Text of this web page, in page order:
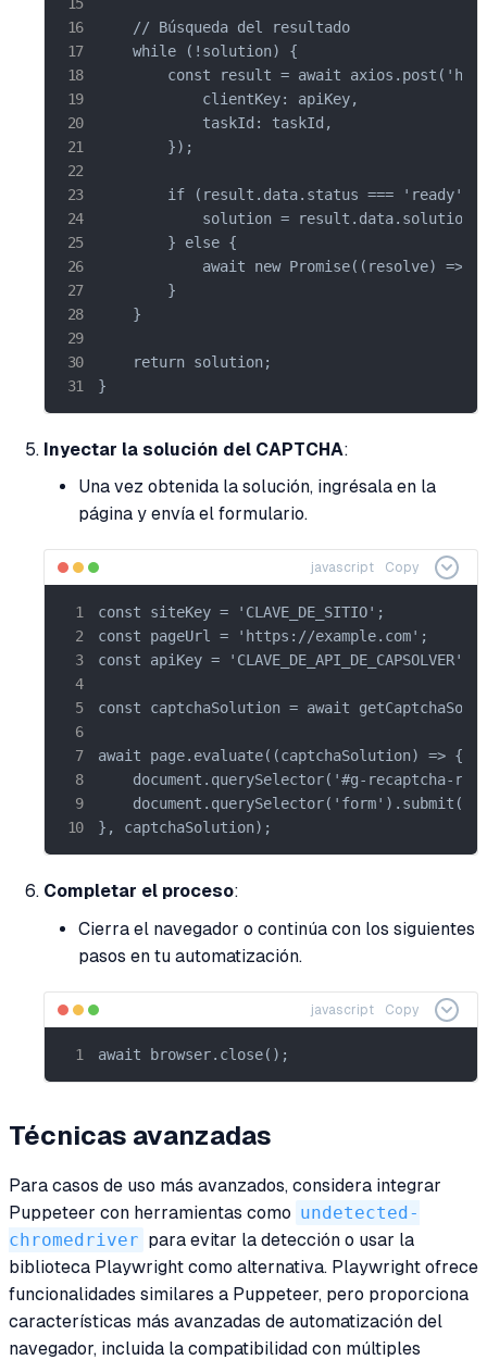
    // Búsqueda del resultado
    while (!solution) {
const result = await
            clientKey: apiKey,
            taskId: taskId,
        });
if (result.data.status === 'ready')
solution =
        } else {
await new Promise((resolve) =>
        }
    }
    return solution;
}
Inyectar la solución del CAPTCHA:
Una vez obtenida la solución, ingrésala en la
página y envía el formulario.
javascript Copy
const siteKey = 'CLAVE_DE_SITIO';
const pageUrl = 'https://example.com';
const apiKey = 'CLAVE_DE_API_DE_CAPSOLVER';
const captchaSolution = await
await page.evaluate((captchaSolution) => {
document.querySelector('#g-recaptcha-
    document.querySelector('form').submit();
}, captchaSolution);
Completar el proceso:
Cierra el navegador o continúa con los siguientes
pasos en tu automatización.
javascript Copy
await browser.close();
Técnicas avanzadas
Para casos de uso más avanzados, considera integrar
Puppeteer con herramientas como undetected-
chromedriver para evitar la detección o usar la
biblioteca Playwright como alternativa. Playwright ofrece
funcionalidades similares a Puppeteer, pero proporciona
características más avanzadas de automatización del
navegador, incluida la compatibilidad con múltiples